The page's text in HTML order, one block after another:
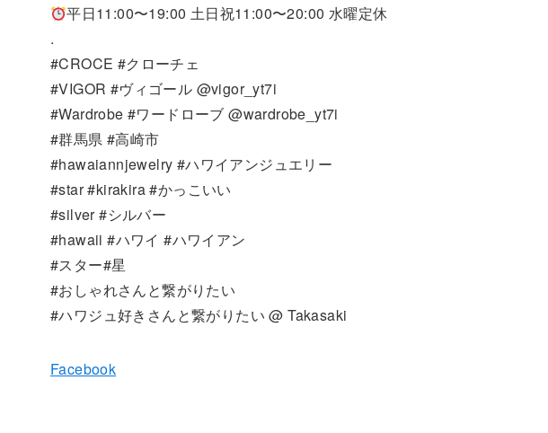
平日11:00〜19:00 土日祝11:00〜20:00 水曜定休
.
#CROCE #クローチェ
#VIGOR #ヴィゴール @vigor_yt7i
#Wardrobe #ワードローブ @wardrobe_yt7i
#群馬県 #高崎市
#hawaiannjewelry #ハワイアンジュエリー
#star #kirakira #かっこいい
#silver #シルバー
#hawaii #ハワイ #ハワイアン
#スター#星
#おしゃれさんと繋がりたい
#ハワジュ好きさんと繋がりたい @ Takasaki
Facebook